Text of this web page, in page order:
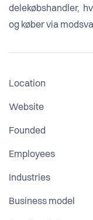
delekøbshandler,
og køber via
Location
Website
Founded
Employees
Industries
Business model